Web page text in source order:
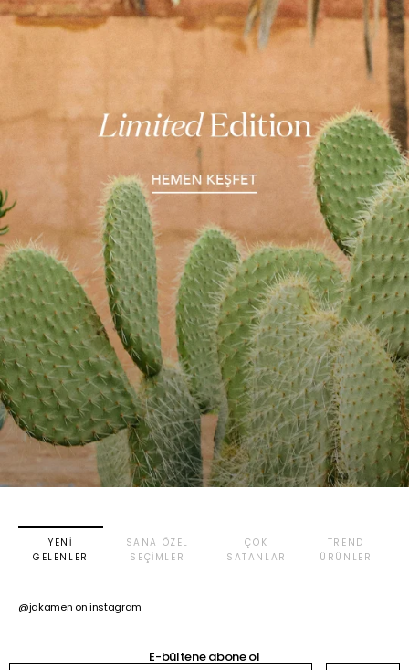
YENI
GELENLER
SANA ÖZEL
SEÇIMLER
ÇOK
SATANLAR
TREND
ÜRÜNLER
@jakamen on instagram
E-bültene abone ol